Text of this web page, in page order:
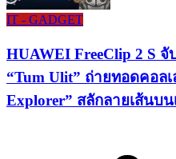
IT - GADGET
HUAWEI FreeClip 2 S
“Tum Ulit” ถ่ายทอดคอลเ
Explorer” สลักลายเส้นบ